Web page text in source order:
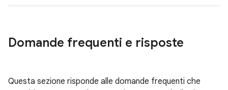
Domande frequenti e risposte
Questa sezione risponde alle domande frequenti che